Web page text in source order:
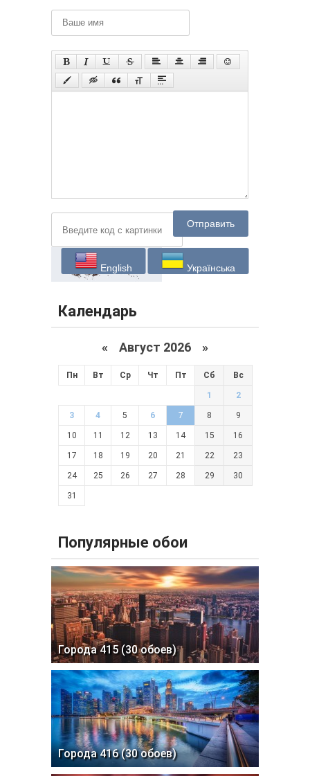
Отправить
English Українська
Календарь
« Август 2026 »
Пн Вт Ср Чт Пт Сб Вс
1 2
3 4 5 6 7 8 9
10 11 12 13 14 15 16
17 18 19 20 21 22 23
24 25 26 27 28 29 30
31
Популярные обои
Города 415 (30 обоев)
Города 416 (30 обоев)